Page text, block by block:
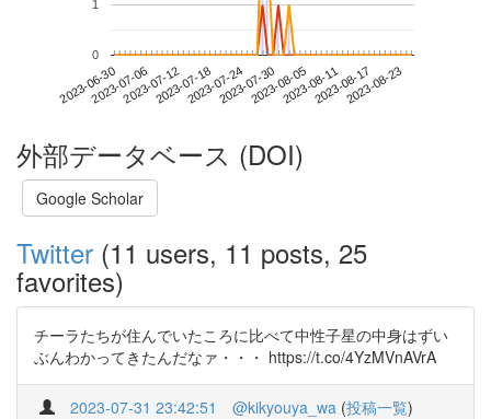
2023-06-302023-07-062023-07-122023-07-182023-07-242023-07-302023-08-052023-08-112023-08-172023-08-23
0
1
外部データベース (DOI)
Google Scholar
Twitter (11 users, 11 posts, 25
favorites)
チーラたちが住んでいたころに比べて中性子星の中身はずい
ぶんわかってきたんだなァ・・・ https://t.co/4YzMVnAVrA
2023-07-31 23:42:51 @kikyouya_wa (投稿一覧)